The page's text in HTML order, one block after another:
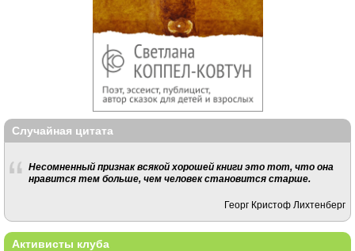
Случайная цитата
Несомненный признак всякой хорошей книги это тот, что она
нравится тем больше, чем человек становится старше.
Георг Кристоф Лихтенберг
Активисты клуба